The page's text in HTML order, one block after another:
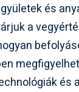
és
a
és